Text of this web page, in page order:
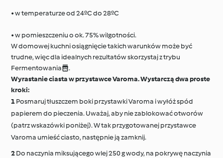
• w temperaturze od 24ºC do 28ºC
• w pomieszczeniu o ok. 75% wilgotności.
W domowej kuchni osiągnięcie takich warunków może być
trudne, więc dla idealnych rezultatów skorzystaj z trybu
Fermentowania.
Wyrastanie ciasta w przystawce Varoma. Wystarczą dwa proste
kroki:
Posmaruj tłuszczem boki przystawki Varoma i wyłóż spód
papierem do pieczenia. Uważaj, aby nie zablokować otworów
(patrz wskazówki poniżej). W tak przygotowanej przystawce
Varoma umieść ciasto, następnie ją zamknij.
Do naczynia miksującego wlej 250 g wody, na pokrywę naczynia